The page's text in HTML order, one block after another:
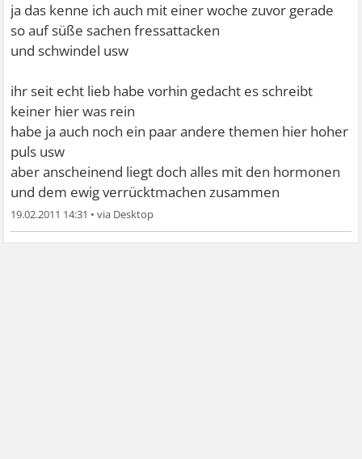
ja das kenne ich auch mit einer woche zuvor gerade
so auf süße sachen fressattacken
und schwindel usw
ihr seit echt lieb habe vorhin gedacht es schreibt
keiner hier was rein
habe ja auch noch ein paar andere themen hier hoher
puls usw
aber anscheinend liegt doch alles mit den hormonen
und dem ewig verrücktmachen zusammen
19.02.2011 14:31 •